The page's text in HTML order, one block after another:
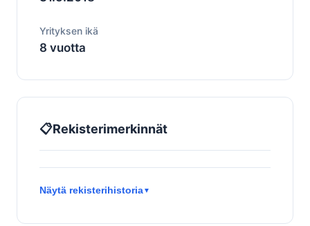
Yrityksen ikä
8 vuotta
📋Rekisterimerkinnät
Näytä rekisterihistoria▼